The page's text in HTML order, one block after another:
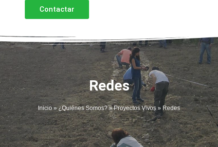
Contactar
Redes
Inicio »¿Quiénes Somos?»Proyectos Vivos » Redes